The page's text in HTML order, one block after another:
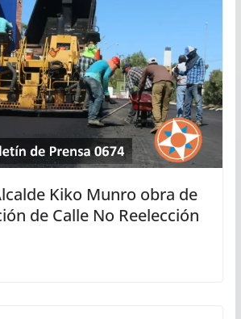
Kiko Munro obra de
de Calle No Reelección